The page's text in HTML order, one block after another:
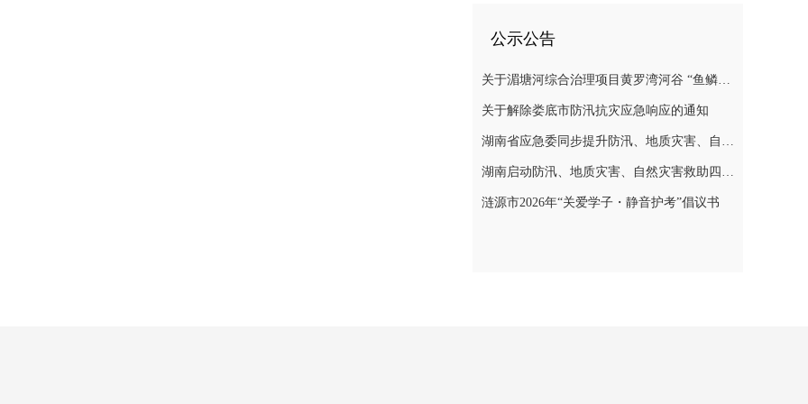
公示公告
关于湄塘河综合治理项目黄罗湾河谷 “鱼鳞坝”区域不对外开放的公告
关于解除娄底市防汛抗灾应急响应的通知
湖南省应急委同步提升防汛、地质灾害、自然灾害救助应急响应至三级
湖南启动防汛、地质灾害、自然灾害救助四级应急响应
涟源市2026年“关爱学子・静音护考”倡议书